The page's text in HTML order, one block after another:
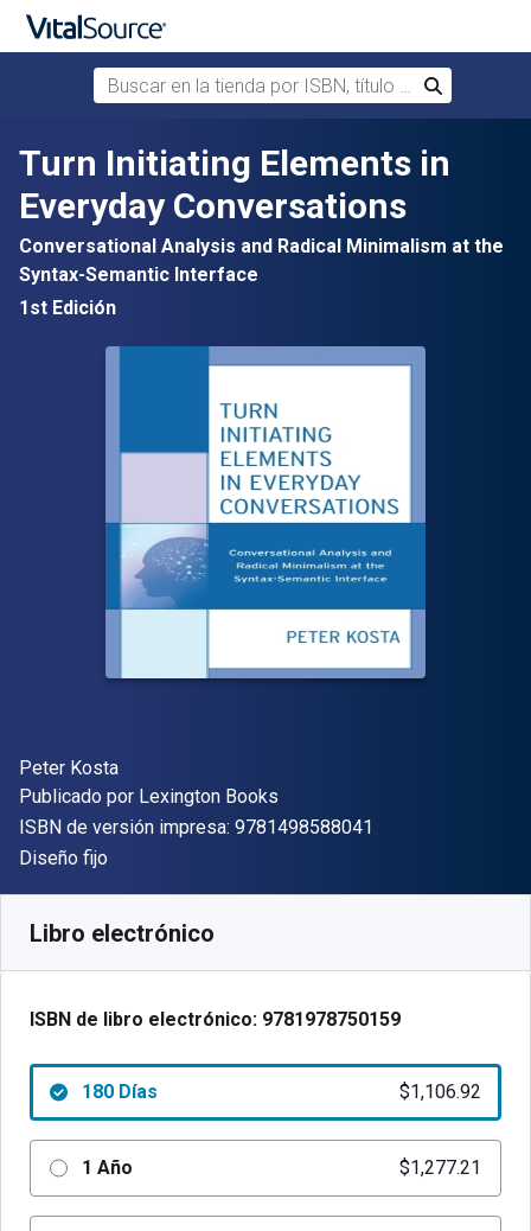
Saltar al contenido principal
Buscar en la tienda por ISBN, título o autor
Buscar
Turn Initiating Elements in
Everyday Conversations
Conversational Analysis and Radical Minimalism at the
Syntax-Semantic Interface
1st Edición
Autor(es)
Peter Kosta
Editor
Publicado por Lexington Books
ISBN de versión impresa: 9781498588041
Formato
Diseño fijo
Libro electrónico
ISBN de libro electrónico: 9781978750159
180 Días $1,106.92
1 Año $1,277.21